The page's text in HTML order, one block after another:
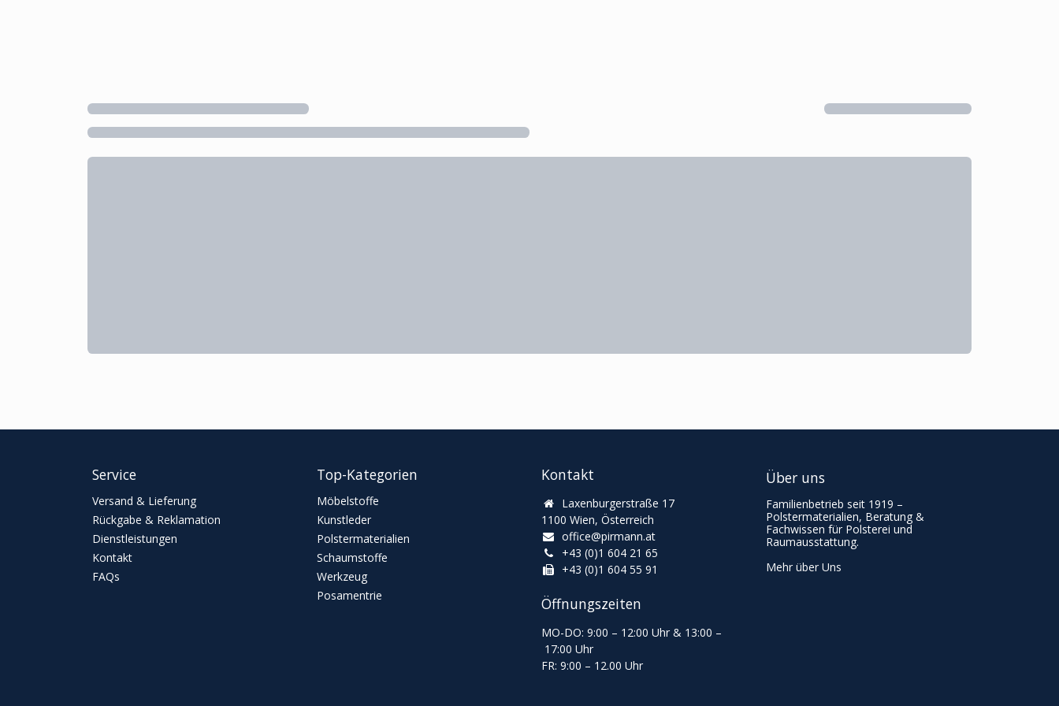
Service
Versand & Lieferung
Rückgabe & Reklamation
Dienstleistungen
Kontakt
FAQs
Top-Kategorien
Möbelstoffe
Kunstleder
Polstermaterialien
Schaumstoffe
Werkzeug
Posamentrie
Kontakt
Laxenburgerstraße 17
1100 Wien, Österreich
office@pirmann.at
+43 (0)1 604 21 65
+43 (0)1 604 55 91
Öffnungszeiten
MO-DO: 9:00 – 12:00 Uhr & 13:00 –
17:00 Uhr
FR: 9:00 – 12.00 Uhr
Über uns
Familienbetrieb seit 1919 –
Polstermaterialien, Beratung &
Fachwissen für Polsterei und
Raumausstattung.
Mehr über Uns